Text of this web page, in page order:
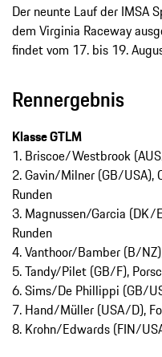
Der neunte Lauf der IMSA
dem Virginia Raceway
findet vom 17. bis 19.
Rennergebnis
Klasse GTLM
1. Briscoe/Westbrook
2. Gavin/Milner (GB/USA),
Runden
3. Magnussen/Garcia (DK/
Runden
4. Vanthoor/Bamber (B/
5. Tandy/Pilet (GB/F),
6. Sims/De Phillippi (GB/
7. Hand/Müller (USA/D),
8. Krohn/Edwards (FIN/